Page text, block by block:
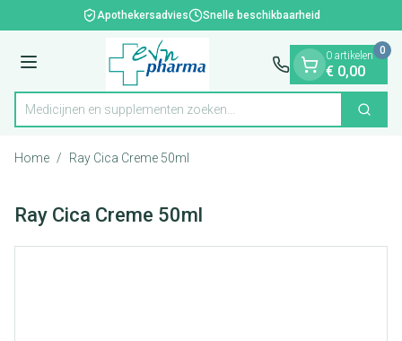
Ga naar de inhoudApothekersadvies Snelle beschikbaarheid
Menu
Product, merk, categorie...
Medicijnen en supplementen zoeken... Zoek
0 artikelen
€ 0,00
0
Home / Ray Cica Creme 50ml
Ray Cica Creme 50ml